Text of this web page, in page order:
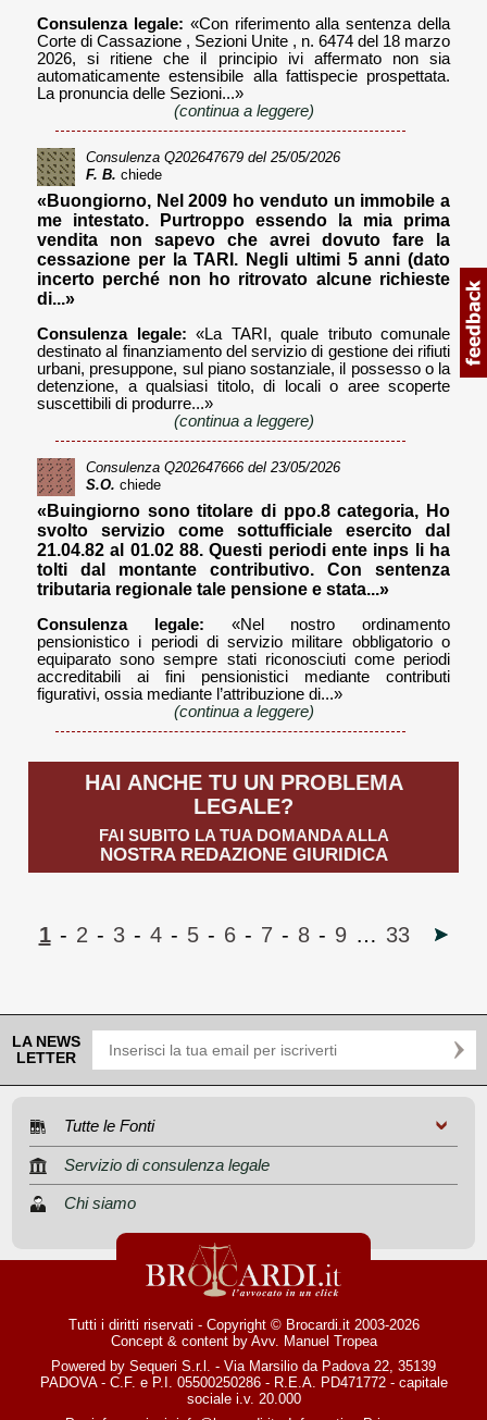
Consulenza legale: «Con riferimento alla sentenza della
Corte di Cassazione , Sezioni Unite , n. 6474 del 18 marzo
2026, si ritiene che il principio ivi affermato non sia
automaticamente estensibile alla fattispecie prospettata.
La pronuncia delle Sezioni...»
(continua a leggere)
Consulenza Q202647679 del 25/05/2026
F. B. chiede
«Buongiorno, Nel 2009 ho venduto un immobile a
me intestato. Purtroppo essendo la mia prima
vendita non sapevo che avrei dovuto fare la
cessazione per la TARI. Negli ultimi 5 anni (dato
incerto perché non ho ritrovato alcune richieste
di...»
Consulenza legale: «La TARI, quale tributo comunale
destinato al finanziamento del servizio di gestione dei rifiuti
urbani, presuppone, sul piano sostanziale, il possesso o la
detenzione, a qualsiasi titolo, di locali o aree scoperte
suscettibili di produrre...»
(continua a leggere)
Consulenza Q202647666 del 23/05/2026
S.O. chiede
«Buingiorno sono titolare di ppo.8 categoria, Ho
svolto servizio come sottufficiale esercito dal
21.04.82 al 01.02 88. Questi periodi ente inps li ha
tolti dal montante contributivo. Con sentenza
tributaria regionale tale pensione e stata...»
Consulenza legale: «Nel nostro ordinamento
pensionistico i periodi di servizio militare obbligatorio o
equiparato sono sempre stati riconosciuti come periodi
accreditabili ai fini pensionistici mediante contributi
figurativi, ossia mediante l’attribuzione di...»
(continua a leggere)
HAI ANCHE TU UN PROBLEMA
LEGALE?
FAI SUBITO LA TUA DOMANDA ALLA
NOSTRA REDAZIONE GIURIDICA
1 - 2 - 3 - 4 - 5 - 6 - 7 - 8 - 9 … 33
LA NEWS
LETTER
Tutte le Fonti
Servizio di consulenza legale
Chi siamo
Tutti i diritti riservati - Copyright © Brocardi.it 2003-2026
Concept & content by Avv. Manuel Tropea
Powered by Sequeri S.r.l. - Via Marsilio da Padova 22, 35139
PADOVA - C.F. e P.I. 05500250286 - R.E.A. PD471772 - capitale
sociale i.v. 20.000